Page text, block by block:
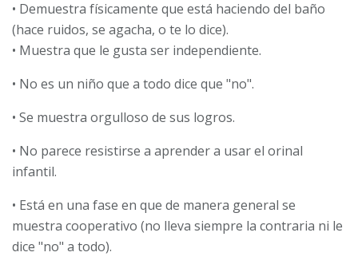
• Demuestra físicamente que está haciendo del baño
(hace ruidos, se agacha, o te lo dice).
• Muestra que le gusta ser independiente.
• No es un niño que a todo dice que "no".
• Se muestra orgulloso de sus logros.
• No parece resistirse a aprender a usar el orinal
infantil.
• Está en una fase en que de manera general se
muestra cooperativo (no lleva siempre la contraria ni le
dice "no" a todo).